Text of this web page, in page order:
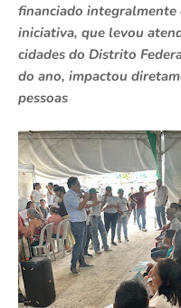
financiado integralmente
iniciativa, que levou
cidades do Distrito
do ano, impactou
pessoas